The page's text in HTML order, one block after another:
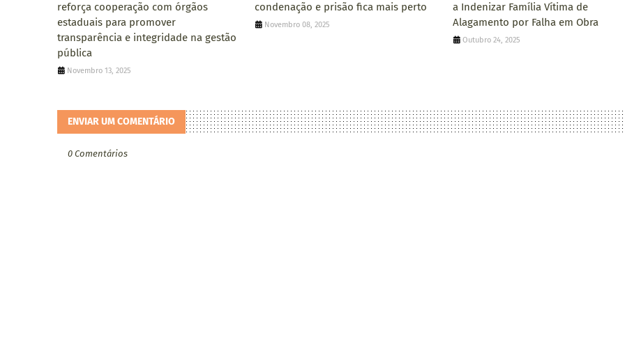
reforça cooperação com órgãos
estaduais para promover
transparência e integridade na gestão
pública
Novembro 13, 2025
condenação e prisão fica mais perto
Novembro 08, 2025
a Indenizar Família Vítima de
Alagamento por Falha em Obra
Outubro 24, 2025
ENVIAR UM COMENTÁRIO
0 Comentários